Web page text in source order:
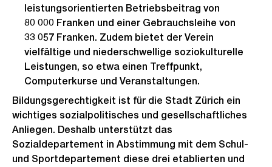
leistungsorientierten Betriebsbeitrag von
80 000 Franken und einer Gebrauchsleihe von
33 057 Franken. Zudem bietet der Verein
vielfältige und niederschwellige soziokulturelle
Leistungen, so etwa einen Treffpunkt,
Computerkurse und Veranstaltungen.
Bildungsgerechtigkeit ist für die Stadt Zürich ein
wichtiges sozialpolitisches und gesellschaftliches
Anliegen. Deshalb unterstützt das
Sozialdepartement in Abstimmung mit dem Schul-
und Sportdepartement diese drei etablierten und